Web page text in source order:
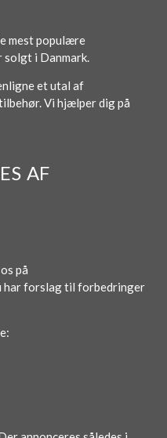
mest populære
i Danmark.
et utal af
Vi hjælper dig på
AF
på
har forslag til forbedringer